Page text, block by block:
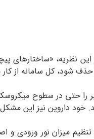
نظریه، «‌ساختارهای
حذف شود، کل سامانه از
را حتی در سطوح
خود داروین نیز این
میزان نور ورودی